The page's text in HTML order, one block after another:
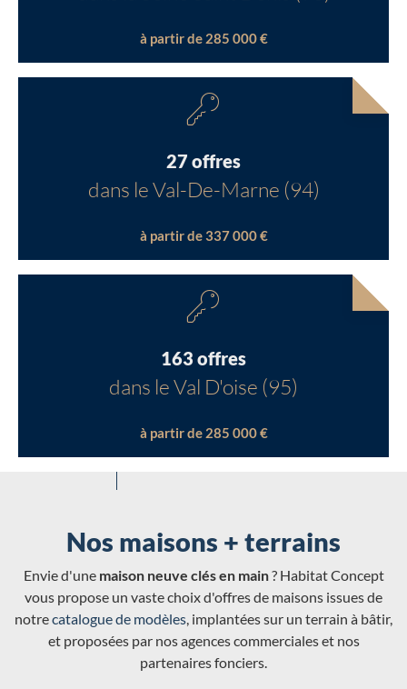
à partir de 285 000 €
27 offres
dans le Val-De-Marne (94)
à partir de 337 000 €
163 offres
dans le Val D'oise (95)
à partir de 285 000 €
Nos maisons + terrains
Envie d'une maison neuve clés en main? Habitat Concept
vous propose un vaste choix d'offres de maisons issues de
notrecatalogue de modèles, implantées sur un terrain à bâtir,
et proposées par nos agences commerciales et nos
partenaires fonciers.